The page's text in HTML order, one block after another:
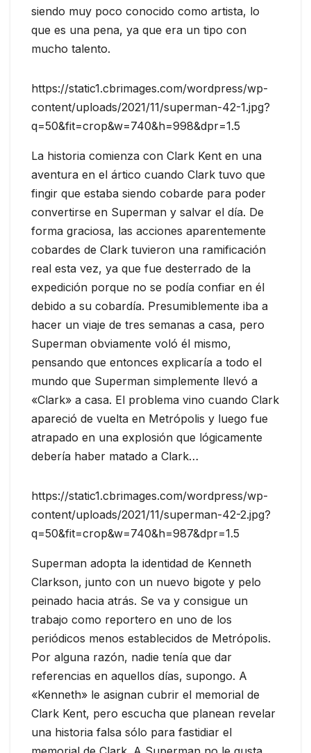
siendo muy poco conocido como artista, lo
que es una pena, ya que era un tipo con
mucho talento.
https://static1.cbrimages.com/wordpress/wp-
content/uploads/2021/11/superman-42-1.jpg?
q=50&fit=crop&w=740&h=998&dpr=1.5
La historia comienza con Clark Kent en una
aventura en el ártico cuando Clark tuvo que
fingir que estaba siendo cobarde para poder
convertirse en Superman y salvar el día. De
forma graciosa, las acciones aparentemente
cobardes de Clark tuvieron una ramificación
real esta vez, ya que fue desterrado de la
expedición porque no se podía confiar en él
debido a su cobardía. Presumiblemente iba a
hacer un viaje de tres semanas a casa, pero
Superman obviamente voló él mismo,
pensando que entonces explicaría a todo el
mundo que Superman simplemente llevó a
«Clark» a casa. El problema vino cuando Clark
apareció de vuelta en Metrópolis y luego fue
atrapado en una explosión que lógicamente
debería haber matado a Clark…
https://static1.cbrimages.com/wordpress/wp-
content/uploads/2021/11/superman-42-2.jpg?
q=50&fit=crop&w=740&h=987&dpr=1.5
Superman adopta la identidad de Kenneth
Clarkson, junto con un nuevo bigote y pelo
peinado hacia atrás. Se va y consigue un
trabajo como reportero en uno de los
periódicos menos establecidos de Metrópolis.
Por alguna razón, nadie tenía que dar
referencias en aquellos días, supongo. A
«Kenneth» le asignan cubrir el memorial de
Clark Kent, pero escucha que planean revelar
una historia falsa sólo para fastidiar el